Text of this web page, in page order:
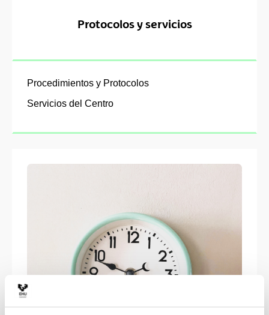
Protocolos y servicios
Procedimientos y Protocolos
Servicios del Centro